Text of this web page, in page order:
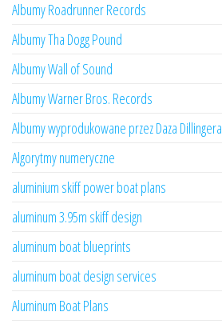
Albumy Roadrunner Records
Albumy Tha Dogg Pound
Albumy Wall of Sound
Albumy Warner Bros. Records
Albumy wyprodukowane przez Daza Dillingera
Algorytmy numeryczne
aluminium skiff power boat plans
aluminum 3.95m skiff design
aluminum boat blueprints
aluminum boat design services
Aluminum Boat Plans